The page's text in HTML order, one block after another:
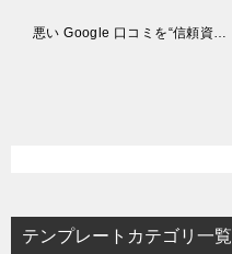
シ
悪い Google 口コミを“信頼資産”に変える完全マニュアル──星 1 対応から院内改善まで
テンプレートカテゴリ一覧